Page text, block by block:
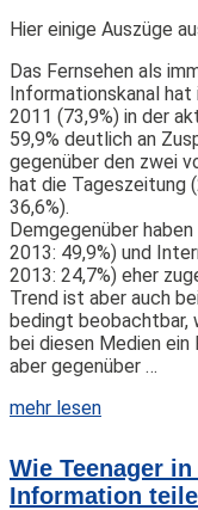
Hier einige Auszüge
Das Fernsehen als
Informationskanal hat
2011 (73,9%) in der
59,9% deutlich an
gegenüber den zwei
hat die Tageszeitung
36,6%).
Demgegenüber haben
2013: 49,9%) und
2013: 24,7%) eher
Trend ist aber auch
bedingt beobachtbar,
bei diesen Medien ein
aber gegenüber …
mehr lesen
Wie Teenager
Information